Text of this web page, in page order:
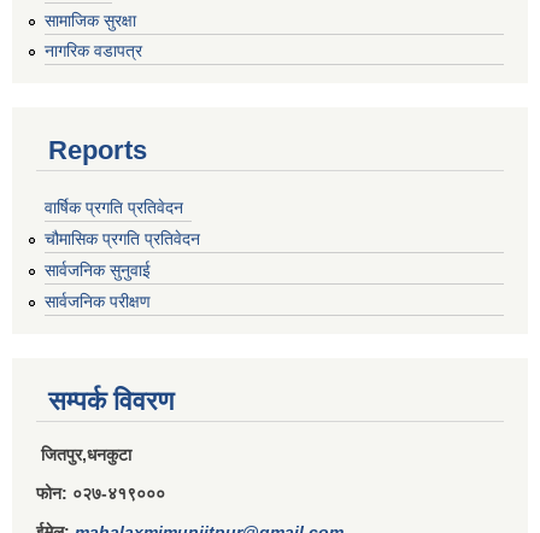
सामाजिक सुरक्षा
नागरिक वडापत्र
Reports
वार्षिक प्रगति प्रतिवेदन
चौमासिक प्रगति प्रतिवेदन
सार्वजनिक सुनुवाई
सार्वजनिक परीक्षण
सम्पर्क विवरण
जितपुर,धनकुटा
फोन: ०२७-४१९०००